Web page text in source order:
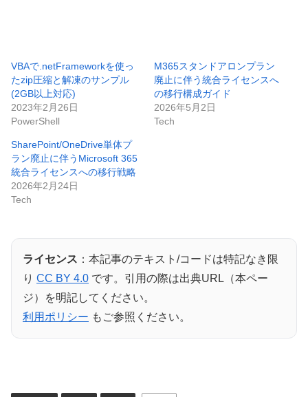
VBAで.netFrameworkを使っ
たzip圧縮と解凍のサンプル
(2GB以上対応)
2023年2月26日
PowerShell
M365スタンドアロンプラン
廃止に伴う統合ライセンスへ
の移行構成ガイド
2026年5月2日
Tech
SharePoint/OneDrive単体プ
ラン廃止に伴うMicrosoft 365
統合ライセンスへの移行戦略
2026年2月24日
Tech
ライセンス ：本記事のテキスト/コードは特記なき限
り CC BY 4.0 です。引用の際は出典URL（本ペー
ジ）を明記してください。
利用ポリシー もご参照ください。